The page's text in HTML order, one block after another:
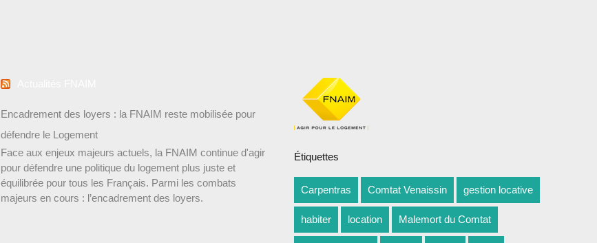
Encadrement des loyers : la FNAIM reste mobilisée pour
défendre le Logement
Face aux enjeux majeurs actuels, la FNAIM continue d'agir
pour défendre une politique du logement plus juste et
équilibrée pour tous les Français. Parmi les combats
majeurs en cours : l’encadrement des loyers.
Étiquettes
Carpentras Comtat Venaissin gestion locative
habiter location Malemort du Comtat